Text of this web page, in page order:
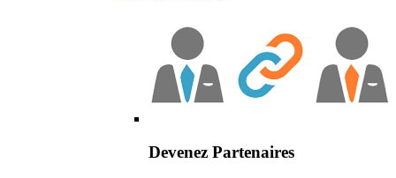
Devenez Partenaires